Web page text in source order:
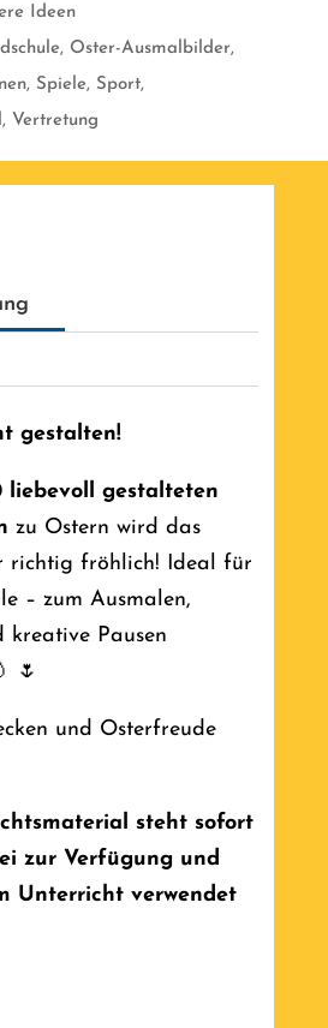
Ideen
, Oster-Ausmalbilder,
, Spiele, Sport,
, Vertretung
gestalten!
liebevoll gestalteten
zu Ostern wird das
richtig fröhlich! Ideal für
– zum Ausmalen,
kreative Pausen
🌷
und Osterfreude
steht sofort
zur Verfügung und
Unterricht verwendet